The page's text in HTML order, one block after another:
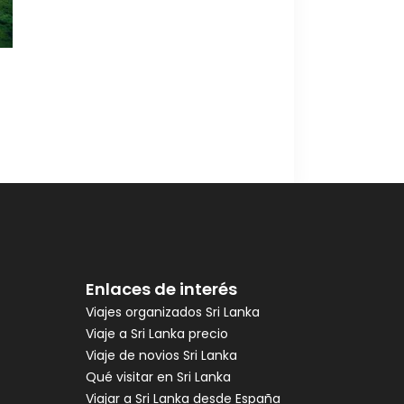
Enlaces de interés
Viajes organizados Sri Lanka
Viaje a Sri Lanka precio
Viaje de novios Sri Lanka
Qué visitar en Sri Lanka
Viajar a Sri Lanka desde España